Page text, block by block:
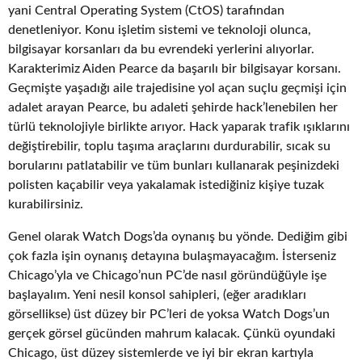
yani Central Operating System (CtOS) tarafından
denetleniyor. Konu işletim sistemi ve teknoloji olunca,
bilgisayar korsanları da bu evrendeki yerlerini alıyorlar.
Karakterimiz Aiden Pearce da başarılı bir bilgisayar korsanı.
Geçmişte yaşadığı aile trajedisine yol açan suçlu geçmişi için
adalet arayan Pearce, bu adaleti şehirde hack’lenebilen her
türlü teknolojiyle birlikte arıyor. Hack yaparak trafik ışıklarını
değiştirebilir, toplu taşıma araçlarını durdurabilir, sıcak su
borularını patlatabilir ve tüm bunları kullanarak peşinizdeki
polisten kaçabilir veya yakalamak istediğiniz kişiye tuzak
kurabilirsiniz.
Genel olarak Watch Dogs’da oynanış bu yönde. Dediğim gibi
çok fazla işin oynanış detayına bulaşmayacağım. İsterseniz
Chicago’yla ve Chicago’nun PC’de nasıl göründüğüyle işe
başlayalım. Yeni nesil konsol sahipleri, (eğer aradıkları
görsellikse) üst düzey bir PC’leri de yoksa Watch Dogs’un
gerçek görsel gücünden mahrum kalacak. Çünkü oyundaki
Chicago, üst düzey sistemlerde ve iyi bir ekran kartıyla